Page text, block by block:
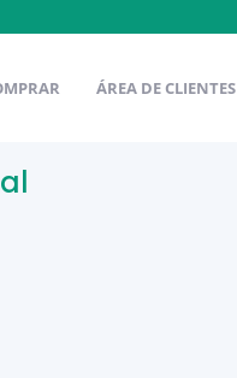
ÁREA DE CLIENTES